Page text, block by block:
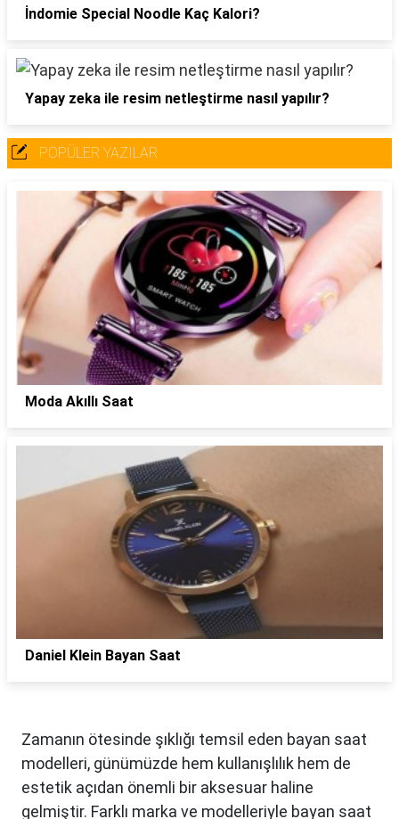
İndomie Special Noodle Kaç Kalori?
Yapay zeka ile resim netleştirme nasıl yapılır?
POPÜLER YAZILAR
Moda Akıllı Saat
Daniel Klein Bayan Saat
Zamanın ötesinde şıklığı temsil eden bayan saat
modelleri, günümüzde hem kullanışlılık hem de
estetik açıdan önemli bir aksesuar haline
gelmiştir. Farklı marka ve modelleriyle bayan saat